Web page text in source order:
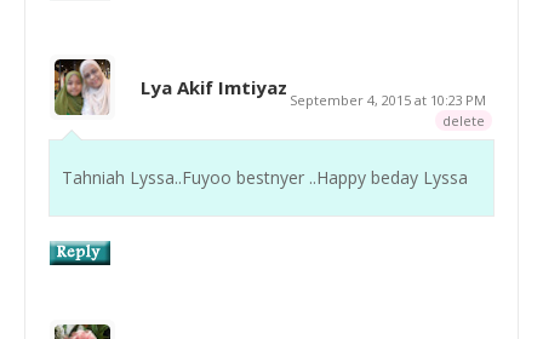
Lya Akif Imtiyaz
September 4, 2015 at 10:23 PM
delete
Tahniah Lyssa..Fuyoo bestnyer ..Happy beday Lyssa